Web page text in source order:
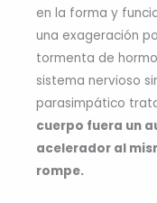
en la forma y
una exageración
tormenta de
sistema nervioso
parasimpático
cuerpo fuera un
acelerador al
rompe.